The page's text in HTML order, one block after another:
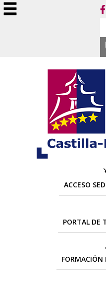
ACCESO
PORTAL DE
FORMACIÓN